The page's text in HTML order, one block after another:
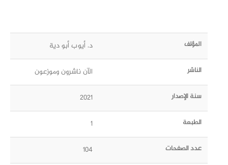
المؤلف د. أيوب أبو دية
الناشر الآن ناشرون وموزعون
سنة الإصدار 2021
الطبعة 1
عدد الصفحات 104